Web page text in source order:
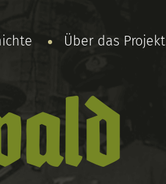
Über das Projekt